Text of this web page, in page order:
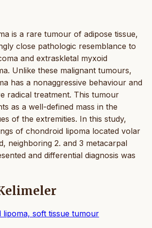
is a rare tumour of adipose tissue,
close pathologic resemblance to
and extraskletal myxoid
Unlike these malignant tumours,
has a nonaggressive behaviour and
radical treatment. This tumour
as a well-defined mass in the
of the extremities. In this study,
of chondroid lipoma located volar
neighboring 2. and 3 metacarpal
and differential diagnosis was
lipoma, soft tissue tumour